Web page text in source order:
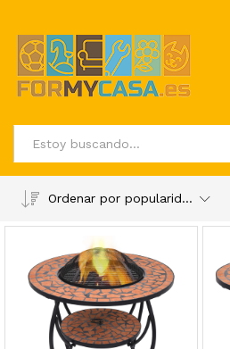
Ordenar por popularidad